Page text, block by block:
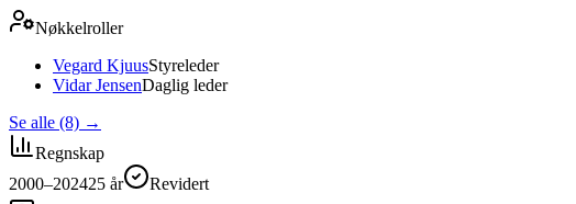
Nøkkelroller
Vegard KjuusStyreleder
Vidar JensenDaglig leder
Se alle (8) →
Regnskap
2000–202425 år
Revidert